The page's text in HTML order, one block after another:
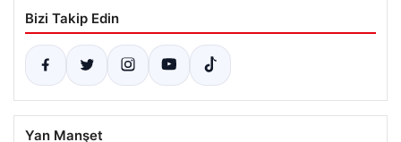
Bizi Takip Edin
Yan Manşet